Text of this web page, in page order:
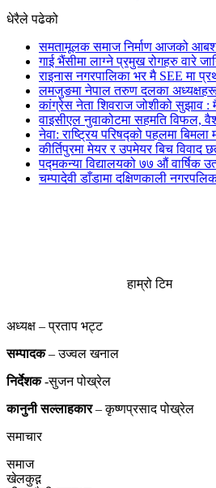
धेरैले पढेको
समतामूलक समाज निर्माण आजको
गाई भैंसीमा लाग्ने प्रमुख रोगहरु वारे
राइनास नगरपालिका भर मै SEE मा
लमजुङमा नेपाल तरुण दलका
कांग्रेस नेता शिवराज जोशीको
वाइसीएल नुवाकोटमा सहमति विफल,
नेवा: राष्ट्रिय परिषद्को पहलमा बिमला
कीर्तिपुरमा मेयर र उपमेयर बिच विवाद
पद्मकन्या विद्यालयको ७७ औं ‌‌वार्षिक
चम्पादेवी डाँडामा दक्षिणकाली
हाम्रो टिम
अध्यक्ष – प्रताप भट्ट
सम्पादक– उज्वल खनाल
निर्देशक-सुजन पोख्रेल
कानुनी सल्लाहकार– कृष्णप्रसाद पोख्रेल
समाचार
समाज
खेलकुद़़